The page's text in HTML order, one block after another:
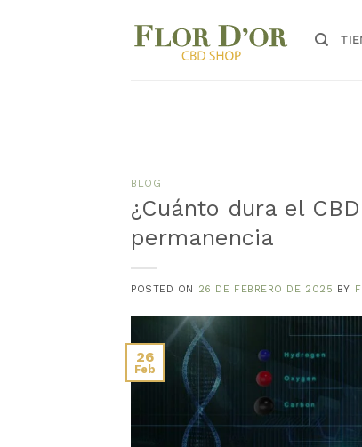
BLOG
¿Cuánto dura el
permanencia
POSTED ON 26 DE FEBRERO DE 2025 BY
26
Feb